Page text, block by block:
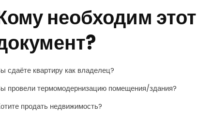
необходим этот
сдаёте квартиру как владелец?
провели термомодернизацию помещения/здания?
продать недвижимость?